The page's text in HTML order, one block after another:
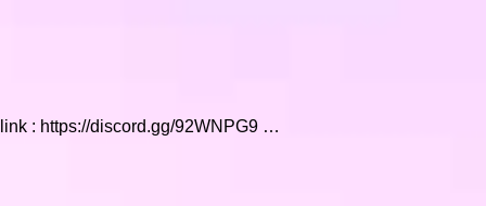
: https://discord.gg/92WNPG9 …